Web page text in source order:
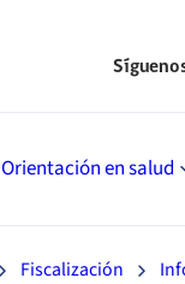
Orientación en salud
Fiscalización